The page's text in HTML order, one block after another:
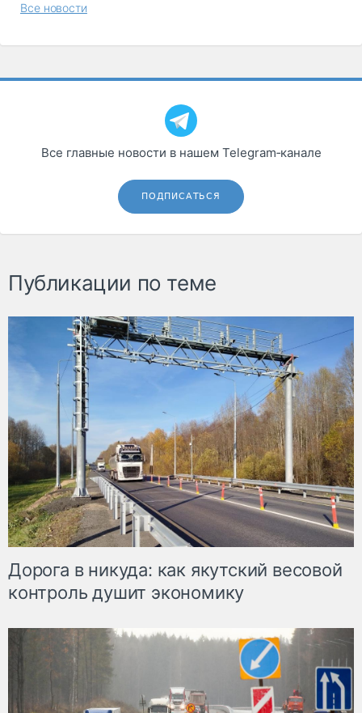
Все новости
Все главные новости в нашем Telegram‑канале
ПОДПИСАТЬСЯ
Публикации по теме
Дорога в никуда: как якутский весовой
контроль душит экономику